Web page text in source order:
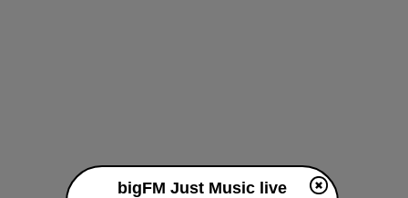
bigFM Just Music live